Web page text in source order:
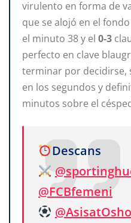
virulento en forma de
que se alojó en el
el minuto 38 y el 0-3
perfecto en clave
terminar por decidirse,
en los segundos y
minutos sobre el
Descans
@FCBfemeni